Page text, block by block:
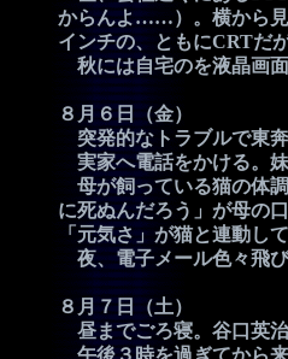
からんよ……）。横から見
インチの、ともにCRTだ
秋には自宅のを液晶画面
８月６日（金）
突発的なトラブルで東
実家へ電話をかける。妹
母が飼っている猫の体
に死ぬんだろう」が母の
「元気さ」が猫と連動し
夜、電子メール色々飛
８月７日（土）
昼までごろ寝。谷口英治
午後３時を過ぎてから